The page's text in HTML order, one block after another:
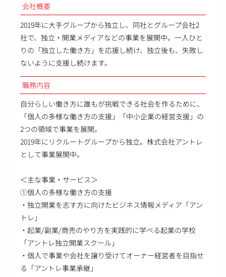
会社概要
2019年に大手グループから独立し、同社とグループ会社2
社で、独立・開業メディアなどの事業を展開中。一人ひと
りの「独立した働き方」を応援し続け、独立後も、失敗し
ないように支援し続けます。
職務内容
自分らしい働き方に誰もが挑戦できる社会を作るために、
「個人の多様な働き方の支援」「中小企業の経営支援」の
2つの領域で事業を展開。
2019年にリクルートグループから独立。株式会社アントレ
として事業展開中。
＜主な事業・サービス＞
①個人の多様な働き方の支援
・独立開業を志す方に向けたビジネス情報メディア「アン
トレ」
・起業/副業/商売のやり方を実践的に学べる起業の学校
「アントレ独立開業スクール」
・個人で事業や会社を譲り受けてオーナー経営者を目指せ
る「アントレ事業承継」